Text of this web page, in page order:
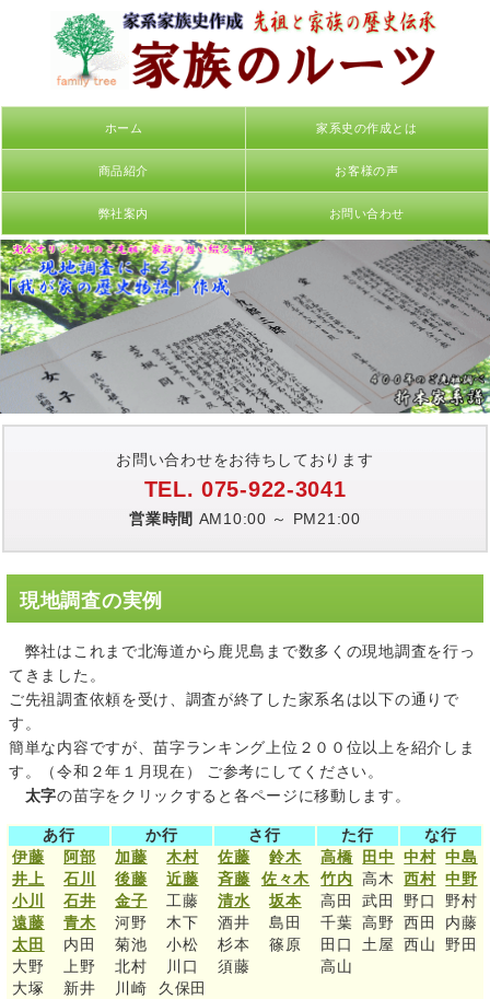
ホーム 家系史の作成とは
商品紹介 お客様の声
弊社案内 お問い合わせ
お問い合わせをお待ちしております
TEL. 075-922-3041
営業時間 AM10:00 ～ PM21:00
現地調査の実例
弊社はこれまで北海道から鹿児島まで数多くの現地調査を行っ
てきました。
ご先祖調査依頼を受け、調査が終了した家系名は以下の通りで
す。
簡単な内容ですが、苗字ランキング上位２００位以上を紹介しま
す。（令和２年１月現在） ご参考にしてください。
太字の苗字をクリックすると各ページに移動します。
あ行 か行 さ行 た行
な行
伊藤
阿部 加藤 木村 佐藤 鈴木 高橋 田中 中村 中島
井上
石川 後藤 近藤 斉藤 佐々木 竹内 高木 西村 中野
小川
石井 金子 工藤 清水 坂本 高田 武田 野口
野村
遠藤
青木 河野 木下 酒井 島田 千葉 高野 西田
内藤
太田
内田 菊池 小松 杉本 篠原 田口 土屋 西山
野田
大野
上野 北村 川口 須藤
高山
大塚
新井 川崎
久保田